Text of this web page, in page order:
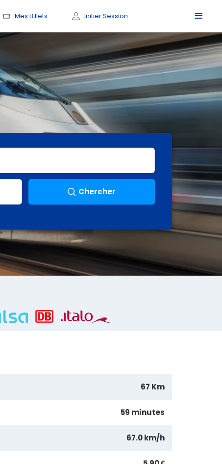
Mes Billets Initier Session
Chercher
67 Km
59 minutes
67.0 km/h